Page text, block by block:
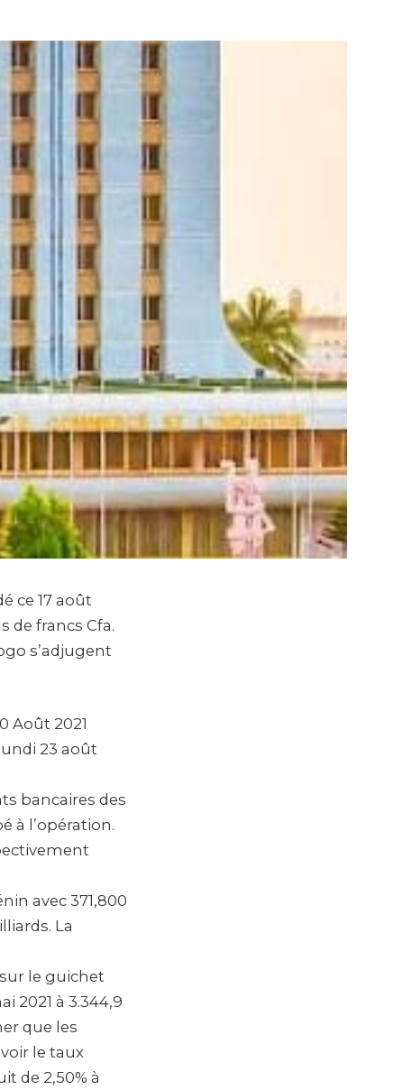
ce 17 août
de francs Cfa.
s’adjugent
Août 2021
23 août
bancaires des
à l’opération.
avec 371,800
La
le guichet
2021 à 3.344,9
que les
le taux
de 2,50% à